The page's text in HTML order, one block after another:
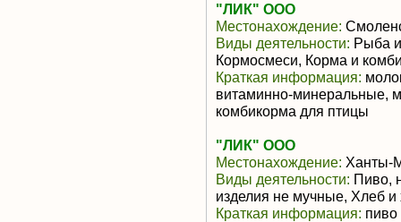
"ЛИК" ООО
Местонахождение:
Виды деятельности: Рыба
Кормосмеси, Корма и
Краткая информация:
витаминно-минеральные,
комбикорма для птицы
"ЛИК" ООО
Местонахождение: Ханты-
Виды деятельности: Пиво,
изделия не мучные, Хлеб
Краткая информация: пиво